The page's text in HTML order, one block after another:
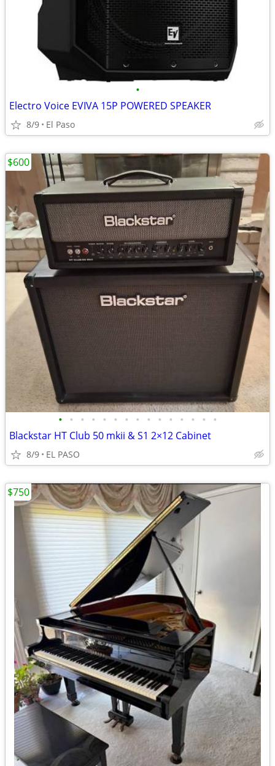
•
Electro Voice EVIVA 15P POWERED SPEAKER
8/9 El Paso
• • • • • • • • • • • • • • •
Blackstar HT Club 50 mkii & S1 2×12 Cabinet
8/9 EL PASO
$600
$750